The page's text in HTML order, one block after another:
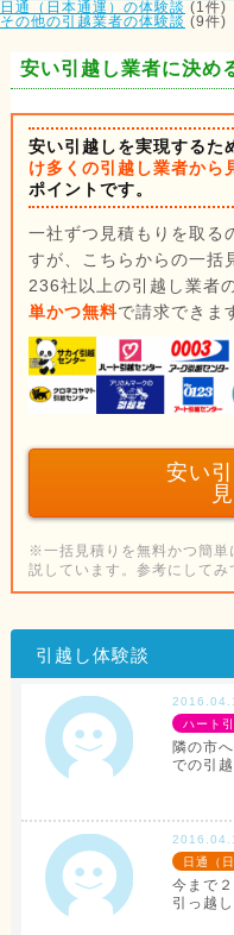
日通（日本通運）の体験談 (1件)
その他の引越業者の体験談 (9件)
安い引越し業者に決め
安い引越しを実現するた
け多くの引越し業者から
ポイントです。
一社ずつ見積もりを取る
すが、こちらからの一括
236社以上の引越し業者
単かつ無料で請求できま
安い
※一括見積りを無料かつ簡単
説しています。参考にしてみ
引越し体験談
ハート
隣の市
での引越
日通（
今まで
引っ越し